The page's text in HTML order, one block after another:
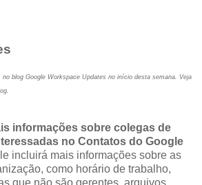
blog Google Workspace Updates no início desta semana. Veja
informações sobre colegas de
no Contatos do Google
incluirá mais informações sobre as
como horário de trabalho,
que não são gerentes, arquivos